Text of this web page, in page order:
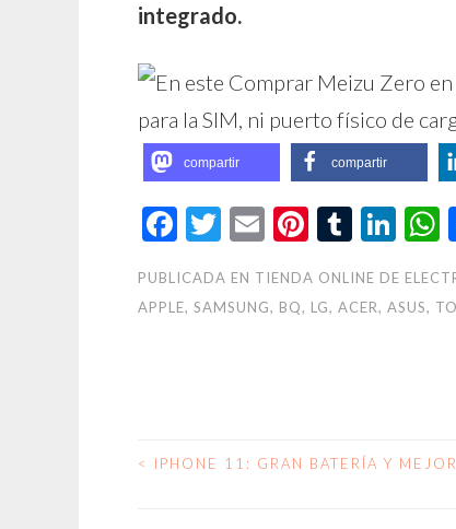
integrado.
compartir compartir
Facebook
Twitter
EmailPinterest
PUBLICADA EN TIENDA ONLINE DE
APPLE, SAMSUNG, BQ, LG, ACER, ASUS,
NAVEGACIÓN
< IPHONE 11: GRAN BATERÍA Y